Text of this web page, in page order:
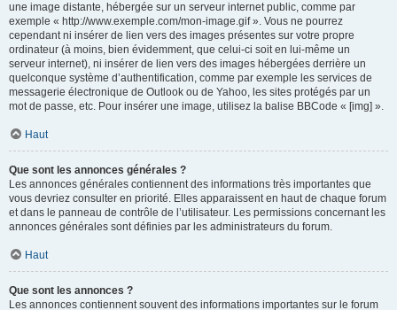
une image distante, hébergée sur un serveur internet public, comme par
exemple « http://www.exemple.com/mon-image.gif ». Vous ne pourrez
cependant ni insérer de lien vers des images présentes sur votre propre
ordinateur (à moins, bien évidemment, que celui-ci soit en lui-même un
serveur internet), ni insérer de lien vers des images hébergées derrière un
quelconque système d’authentification, comme par exemple les services de
messagerie électronique de Outlook ou de Yahoo, les sites protégés par un
mot de passe, etc. Pour insérer une image, utilisez la balise BBCode « [img] ».
Haut
Que sont les annonces générales ?
Les annonces générales contiennent des informations très importantes que
vous devriez consulter en priorité. Elles apparaissent en haut de chaque forum
et dans le panneau de contrôle de l’utilisateur. Les permissions concernant les
annonces générales sont définies par les administrateurs du forum.
Haut
Que sont les annonces ?
Les annonces contiennent souvent des informations importantes sur le forum